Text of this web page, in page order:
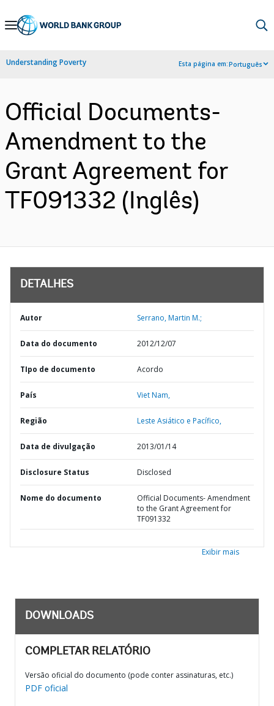
Skip
Navigation
Understanding Poverty Esta página em:Português
Official Documents-
Amendment to the
Grant Agreement for
TF091332 (Inglês)
DETALHES
Autor Serrano, Martin M.;
Data do documento 2012/12/07
TIpo de documento Acordo
País Viet Nam,
Região Leste Asiático e Pacífico,
Data de divulgação 2013/01/14
Disclosure Status Disclosed
Nome do documento
Official Documents- Amendment
to the Grant Agreement for
TF091332
Exibir mais
DOWNLOADS
COMPLETAR RELATÓRIO
Versão oficial do documento (pode conter assinaturas, etc.)
PDF oficial